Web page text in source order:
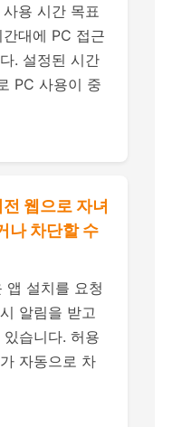
용 시간 목표
대에 PC 접근
. 설정된 시간
PC 사용이 중
웹으로 자녀
나 차단할 수
앱 설치를 요청
알림을 받고
습니다. 허용
자동으로 차